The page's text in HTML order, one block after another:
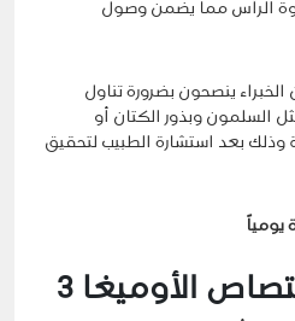
الرأس مما يضمن وصول
الخبراء ينصحون بضرورة تناول
الغنية بالأوميغا 3 مثل السلمون وبذور الكتان أو
وذلك بعد استشارة الطبيب لتحقيق
يومياً
الأوميغا 3